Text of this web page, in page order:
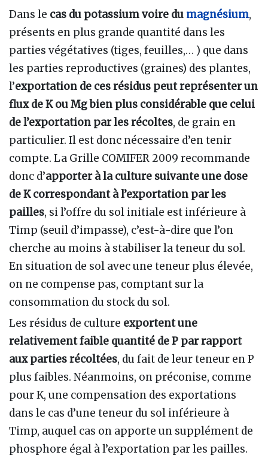
Dans le cas du potassium voire du magnésium,
présents en plus grande quantité dans les
parties végétatives (tiges, feuilles,… ) que dans
les parties reproductives (graines) des plantes,
l’exportation de ces résidus peut représenter un
flux de K ou Mg bien plus considérable que celui
de l’exportation par les récoltes, de grain en
particulier. Il est donc nécessaire d’en tenir
compte. La Grille COMIFER 2009 recommande
donc d’apporter à la culture suivante une dose
de K correspondant à l’exportation par les
pailles, si l’offre du sol initiale est inférieure à
Timp (seuil d’impasse), c’est-à-dire que l’on
cherche au moins à stabiliser la teneur du sol.
En situation de sol avec une teneur plus élevée,
on ne compense pas, comptant sur la
consommation du stock du sol.
Les résidus de culture exportent une
relativement faible quantité de P par rapport
aux parties récoltées, du fait de leur teneur en P
plus faibles. Néanmoins, on préconise, comme
pour K, une compensation des exportations
dans le cas d’une teneur du sol inférieure à
Timp, auquel cas on apporte un supplément de
phosphore égal à l’exportation par les pailles.